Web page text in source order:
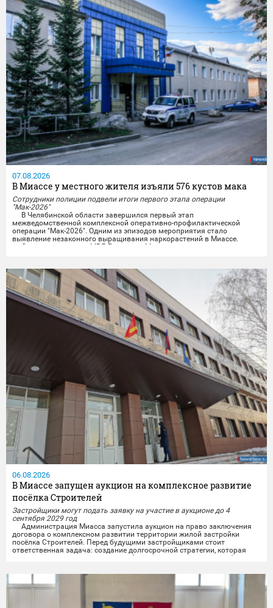
07.08.2026
В Миассе у местного жителя изъяли 576 кустов мака
Сотрудники полиции подвели итоги первого этапа операции
"Мак-2026"
В Челябинской области завершился первый этап
межведомственной комплексной оперативно-профилактической
операции "Мак-2026". Одним из эпизодов мероприятия стало
выявление незаконного выращивания наркорастений в Миассе.
Сотрудники отдела МВД России по Миассу совместно с
жителя,...
06.08.2026
В Миассе запущен аукцион на комплексное развитие
посёлка Строителей
Застройщики могут подать заявку на участие в аукционе до 4
сентября 2029 год
Администрация Миасса запустила аукцион на право заключения
договора о комплексном развитии территории жилой застройки
посёлка Строителей.️ Перед будущими застройщиками стоит
ответственная задача: создание долгосрочной стратегии, которая
свяжет разные важные элементы (жильё, транспорт, досуг, рабочие
улучшили повседневную жизнь...